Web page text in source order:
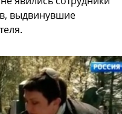
выдвинувшие